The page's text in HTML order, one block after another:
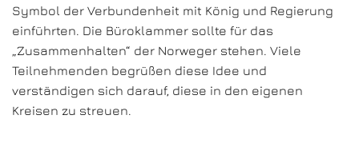
Symbol der Verbundenheit mit König und Regierung
einführten. Die Büroklammer sollte für das
„Zusammenhalten“ der Norweger stehen. Viele
Teilnehmenden begrüßen diese Idee und
verständigen sich darauf, diese in den eigenen
Kreisen zu streuen.